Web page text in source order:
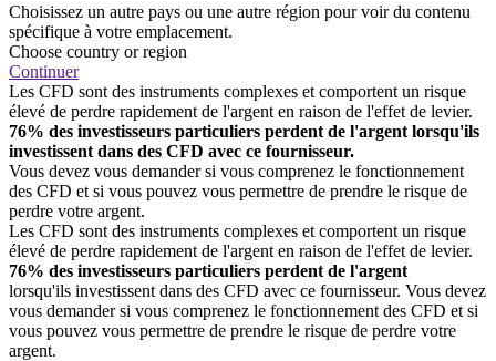
Choisissez un autre pays ou une autre région pour voir du contenu
spécifique à votre emplacement.
Choose country or region
Continuer
Les CFD sont des instruments complexes et comportent un risque
élevé de perdre rapidement de l'argent en raison de l'effet de levier.
76% des investisseurs particuliers perdent de l'argent lorsqu'ils
investissent dans des CFD avec ce fournisseur.
Vous devez vous demander si vous comprenez le fonctionnement
des CFD et si vous pouvez vous permettre de prendre le risque de
perdre votre argent.
Les CFD sont des instruments complexes et comportent un risque
élevé de perdre rapidement de l'argent en raison de l'effet de levier.
76% des investisseurs particuliers perdent de l'argent
lorsqu'ils investissent dans des CFD avec ce fournisseur. Vous devez
vous demander si vous comprenez le fonctionnement des CFD et si
vous pouvez vous permettre de prendre le risque de perdre votre
argent.